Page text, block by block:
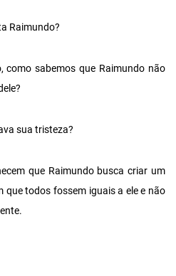
Raimundo?
como sabemos que Raimundo não
sua tristeza?
que Raimundo busca criar um
que todos fossem iguais a ele e não